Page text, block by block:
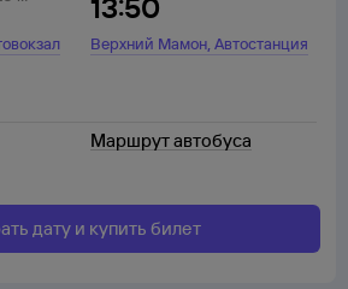
13:50
Верхний Мамон,Автостанция
Маршрут автобуса
дату и купить билет